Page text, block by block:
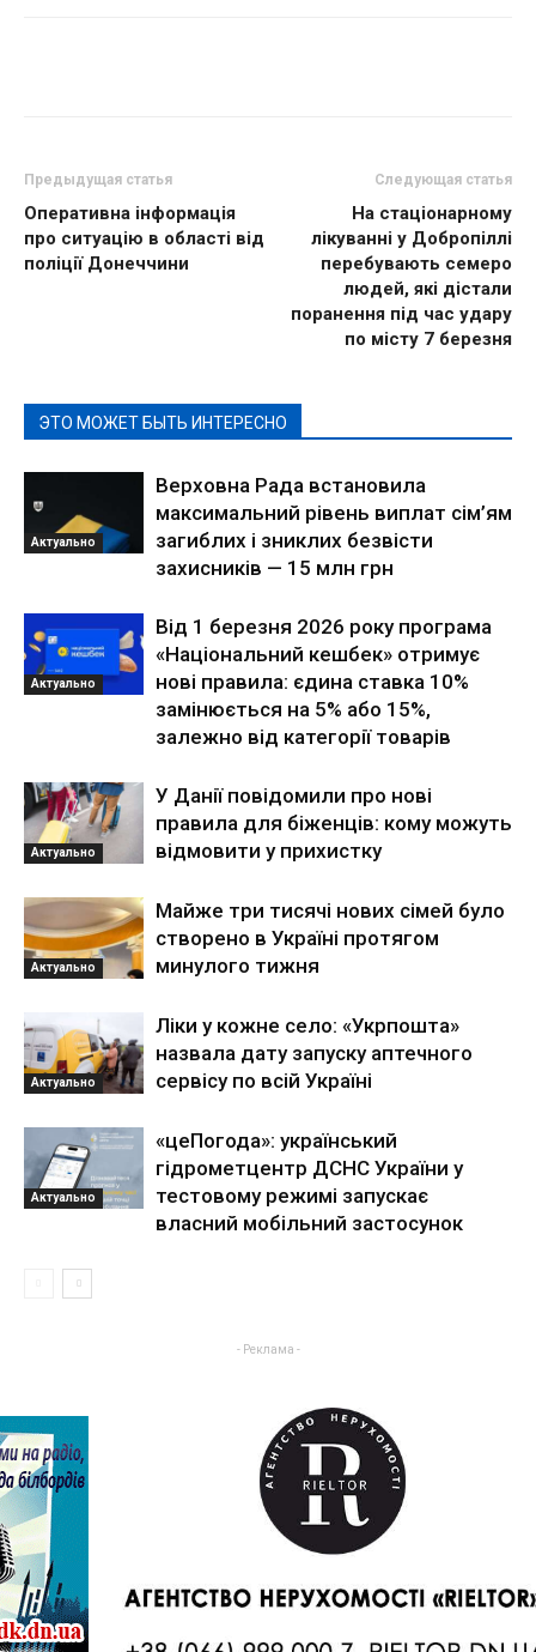
Предыдущая статья
Оперативна інформація
про ситуацію в області від
поліції Донеччини
Следующая статья
На стаціонарному
лікуванні у Добропіллі
перебувають семеро
людей, які дістали
поранення під час удару
по місту 7 березня
ЭТО МОЖЕТ БЫТЬ ИНТЕРЕСНО
Актуально
Верховна Рада встановила
максимальний рівень виплат сім’ям
загиблих і зниклих безвісти
захисників — 15 млн грн
Актуально
Від 1 березня 2026 року програма
«Національний кешбек» отримує
нові правила: єдина ставка 10%
замінюється на 5% або 15%,
залежно від категорії товарів
Актуально
У Данії повідомили про нові
правила для біженців: кому можуть
відмовити у прихистку
Актуально
Майже три тисячі нових сімей було
створено в Україні протягом
минулого тижня
Актуально
Ліки у кожне село: «Укрпошта»
назвала дату запуску аптечного
сервісу по всій Україні
Актуально
«цеПогода»: український
гідрометцентр ДСНС України у
тестовому режимі запускає
власний мобільний застосунок
- Реклама -